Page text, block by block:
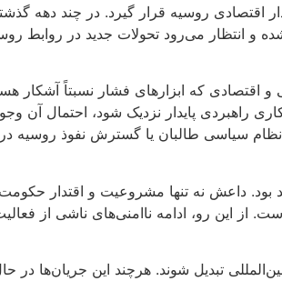
اقتصادی روسیه قرار گیرد. در چند دهه
و انتظار می‌رود تحولات جدید در روابط
که ابزارهای فشار نسبتاً آشکار
پایدار نزدیک شود، احتمال آن وجود
نظام سیاسی طالبان یا گسترش نفوذ روسیه
داعش نه تنها مشروعیت و اقتدار
از این رو، ادامه ناامنی‌های ناشی از
تبدیل شوند. هرچند این جریان‌ها در